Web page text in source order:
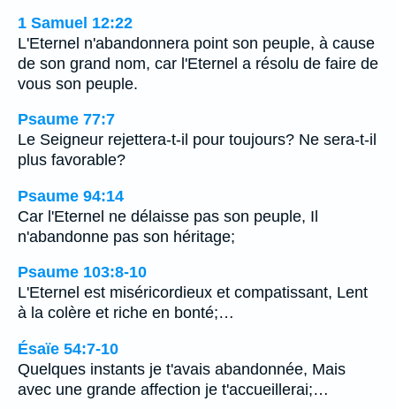
1 Samuel 12:22
L'Eternel n'abandonnera point son peuple, à cause
de son grand nom, car l'Eternel a résolu de faire de
vous son peuple.
Psaume 77:7
Le Seigneur rejettera-t-il pour toujours? Ne sera-t-il
plus favorable?
Psaume 94:14
Car l'Eternel ne délaisse pas son peuple, Il
n'abandonne pas son héritage;
Psaume 103:8-10
L'Eternel est miséricordieux et compatissant, Lent
à la colère et riche en bonté;…
Ésaïe 54:7-10
Quelques instants je t'avais abandonnée, Mais
avec une grande affection je t'accueillerai;…